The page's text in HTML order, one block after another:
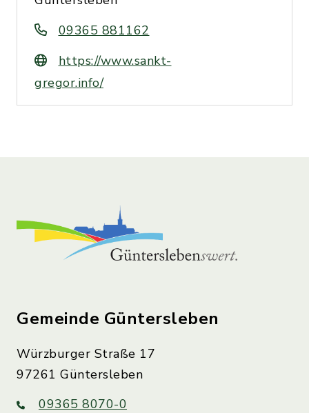
09365 881162
https://www.sankt-
gregor.info/
Gemeinde Güntersleben
Würzburger Straße 17
97261 Güntersleben
09365 8070-0